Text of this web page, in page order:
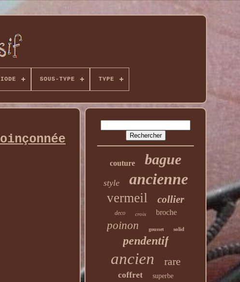
SOUS-TYPE TYPE
couture bague
style ancienne
vermeil collier
deco croix broche
poinon gousset solid
pendentif
ancien rare
coffret superbe